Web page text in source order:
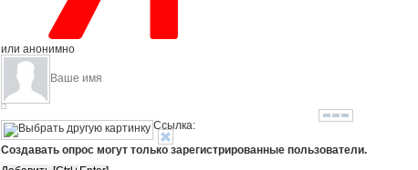
или анонимно
Ссылка:
Создавать опрос могут только зарегистрированные пользователи.